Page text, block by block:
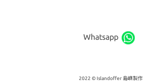
Whatsapp
2022 © Islandoffer 島嶼製作